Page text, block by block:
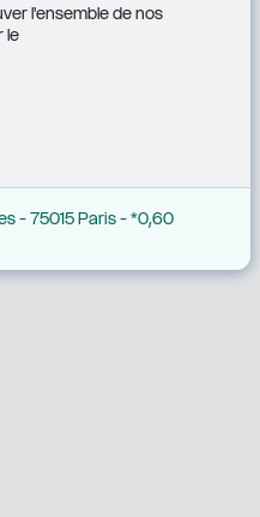
l'ensemble de nos
le
- 75015 Paris - *0,60